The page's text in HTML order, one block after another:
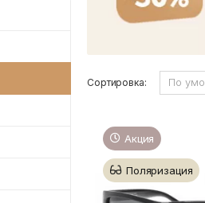
Сортировка:
Акция
Поляризация